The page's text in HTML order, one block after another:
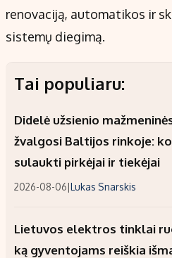
renovaciją, automatikos ir
sistemų diegimą.
Tai populiaru:
Didelė užsienio
žvalgosi Baltijos rinkoje:
sulaukti pirkėjai ir tiekėjai
2026-08-06|Lukas Snarskis
Lietuvos elektros tinklai
ką gyventojams reiškia